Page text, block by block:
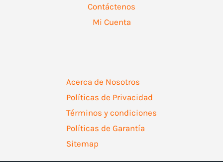
Contáctenos
Mi Cuenta
Acerca de Nosotros
Políticas de Privacidad
Términos y condiciones
Políticas de Garantía
Sitemap